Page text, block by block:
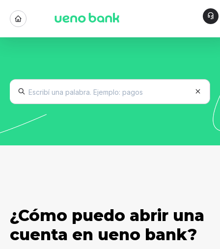
¿Cómo puedo abrir una
cuenta en ueno bank?